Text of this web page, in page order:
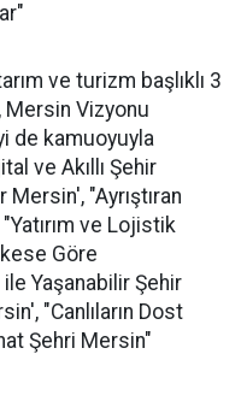
ve turizm başlıklı 3
Mersin Vizyonu
de kamuoyuyla
ve Akıllı Şehir
"Ayrıştıran
ve Lojistik
Göre
Yaşanabilir Şehir
"Canlıların Dost
Şehri Mersin"